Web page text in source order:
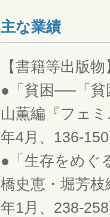
主な業績
【書籍等出版物
●「貧困──「貧
山薫編『フェ
年4月、136-
●「生存をめ
橋史恵・堀芳
年1月、238-